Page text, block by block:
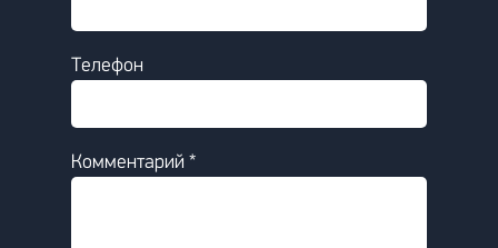
Телефон
Комментарий *